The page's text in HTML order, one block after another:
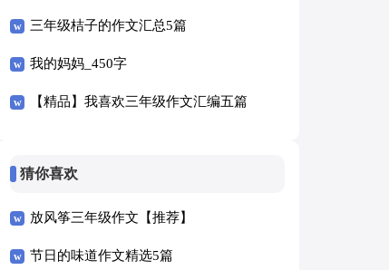
三年级桔子的作文汇总5篇
我的妈妈_450字
【精品】我喜欢三年级作文汇编五篇
猜你喜欢
放风筝三年级作文【推荐】
节日的味道作文精选5篇